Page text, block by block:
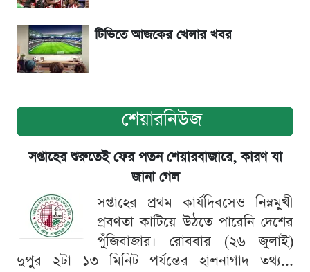
টিভিতে আজকের খেলার খবর
শেয়ারনিউজ
সপ্তাহের শুরুতেই ফের পতন শেয়ারবাজারে, কারণ যা
জানা গেল
সপ্তাহের প্রথম কার্যদিবসেও নিম্নমুখী
প্রবণতা কাটিয়ে উঠতে পারেনি দেশের
পুঁজিবাজার। রোববার (২৬ জুলাই)
দুপুর ২টা ১৩ মিনিট পর্যন্তের হালনাগাদ তথ্য...